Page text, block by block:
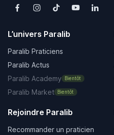
L’univers Paralib
Paralib Praticiens
Paralib Actus
Paralib Academy
Bientôt
Paralib Market Bientôt
Rejoindre Paralib
Recommander un praticien